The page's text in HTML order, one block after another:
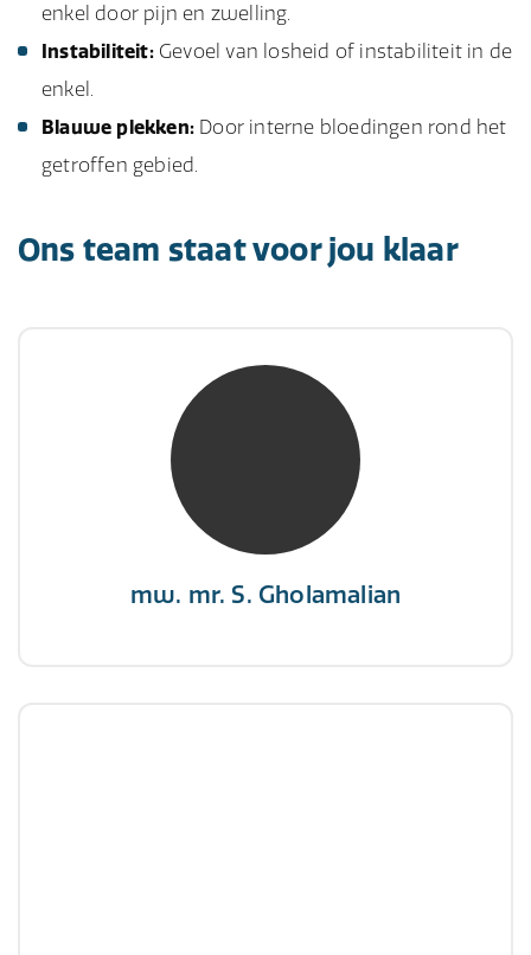
enkel door pijn en zwelling.
Instabiliteit:Gevoel van losheid of instabiliteit in de
enkel.
Blauwe plekken: Door interne bloedingen rond het
getroffen gebied.
Ons team staat voor jou klaar
mw. mr. S. Gholamalian
mw. mr. S. Gholamalian
NIVRE Register-Expert
“Als je de richting van de wind niet kunt
veranderen, verander dan de stand van je